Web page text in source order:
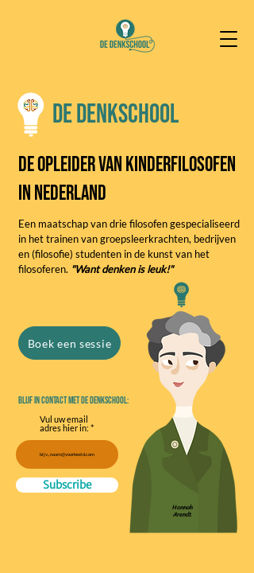
De Denkschool
De opleider van kinderfilosofen
in Nederland
Een maatschap van drie filosofen gespecialiseerd
in het trainen van groepsleerkrachten, bedrijven
en (filosofie) studenten in de kunst van het
filosoferen. "Want denken is leuk!"
Blijf in contact met de denkschool:
Hannah
Arendt
Vul uw email
adres hier in:
Subscribe
Boek een sessie